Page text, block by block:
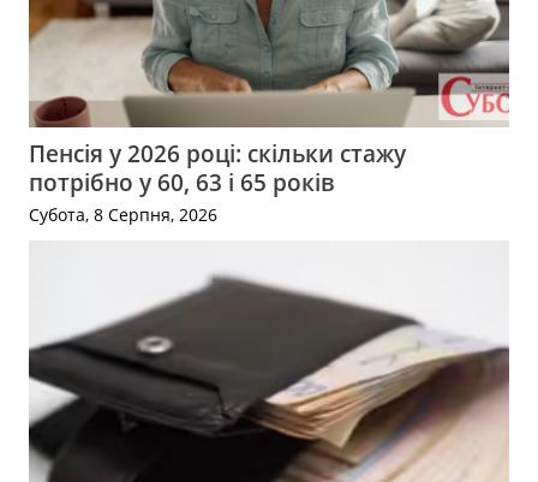
Пенсія у 2026 році: скільки стажу
потрібно у 60, 63 і 65 років
Субота, 8 Серпня, 2026